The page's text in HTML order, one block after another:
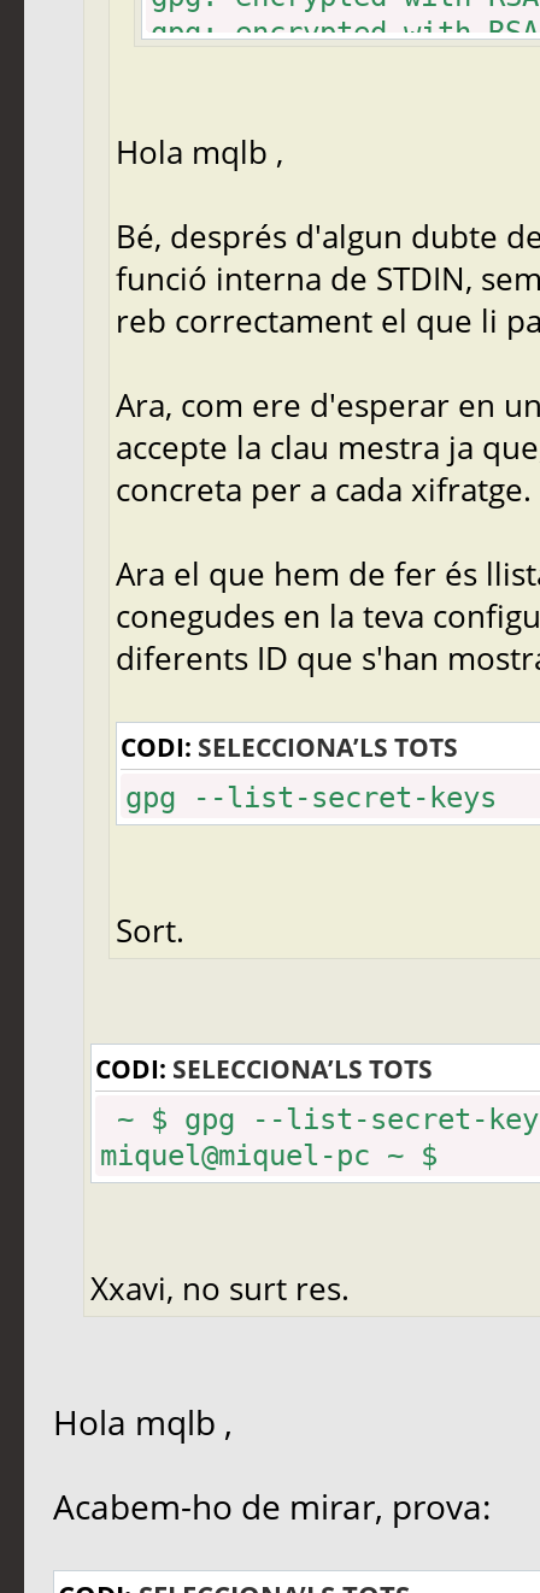
gpg: encrypted with RSA
gpg: encrypted with
gpg: encrypted with
gpg: encrypted with
gpg: encrypted with
gpg: ha fallat el
Hola mqlb ,
Bé, després d'algun dubte
funció interna de STDIN,
reb correctament el que li
Ara, com ere d'esperar en
accepte la clau mestra ja
concreta per a cada xifratge.
Ara el que hem de fer és
conegudes en la teva
diferents ID que s'han
CODI: SELECCIONA’LS TOTS
gpg --list-secret-keys
Sort.
CODI: SELECCIONA’LS TOTS
~ $ gpg --list-secret-
miquel@miquel-pc ~ $
Xxavi, no surt res.
Hola mqlb ,
Acabem-ho de mirar, prova: